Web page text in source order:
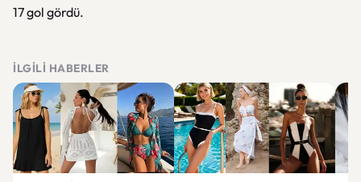
17 gol gördü.
İLGILI HABERLER